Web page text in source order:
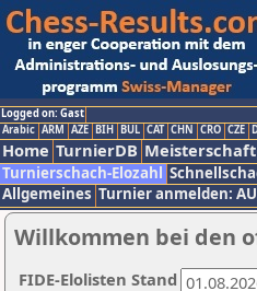
Logged on: Gast
Arabic ARM AZE BIH BUL CAT CHN CRO CZE
Home TurnierDB Meisterschaft
Turnierschach-Elozahl
Allgemeines Turnier anmelden:
Willkommen bei den
FIDE-Elolisten Stand